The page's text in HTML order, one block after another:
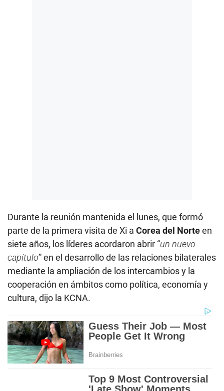
Durante la reunión mantenida el lunes, que formó
parte de la primera visita de Xi a Corea del Norteen
siete años, los líderes acordaron abrir “un nuevo
capítulo” en el desarrollo de las relaciones bilaterales
mediante la ampliación de los intercambios y la
cooperación en ámbitos como política, economía y
cultura, dijo la KCNA.